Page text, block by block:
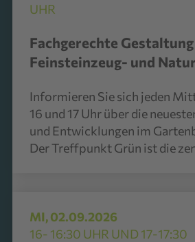
UHR
Fachgerechte
Feinsteinzeug- und
Informieren Sie sich jeden
16 und 17 Uhr über die
und Entwicklungen im
Der Treffpunkt Grün ist die
MI, 02.09.2026
16- 16:30 UHR UND 17-17:30